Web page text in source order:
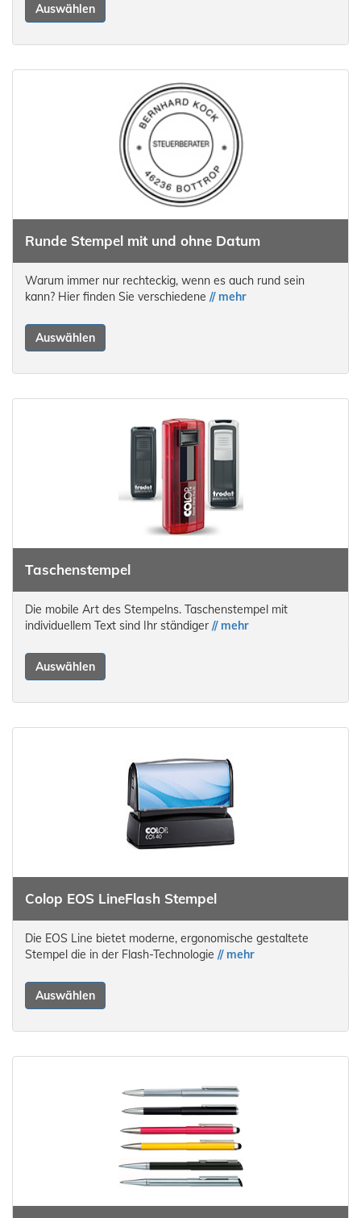
Auswählen
Runde Stempel mit und ohne Datum
Warum immer nur rechteckig, wenn es auch rund sein
kann? Hier finden Sie verschiedene // mehr
Auswählen
Taschenstempel
Die mobile Art des Stempelns. Taschenstempel mit
individuellem Text sind Ihr ständiger // mehr
Auswählen
Colop EOS LineFlash Stempel
Die EOS Line bietet moderne, ergonomische gestaltete
Stempel die in der Flash-Technologie // mehr
Auswählen